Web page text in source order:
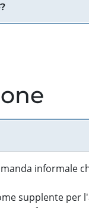
informale
supplente per